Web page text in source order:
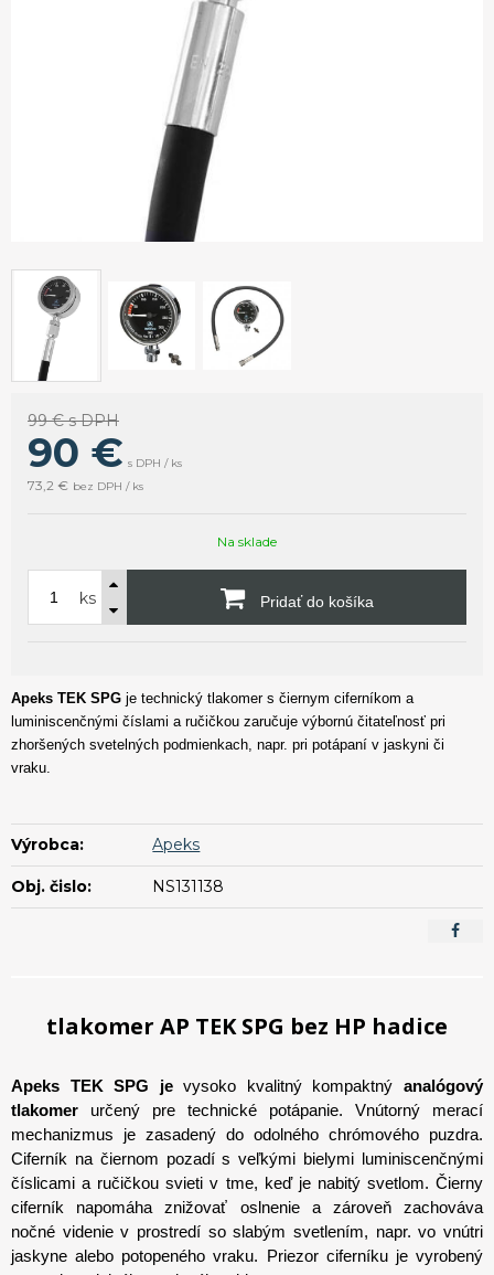
99 €s DPH
90 € s DPH / ks
73,2 € bez DPH / ks
Na sklade
ks Pridať do košíka
Apeks TEK SPG je technický tlakomer s čiernym ciferníkom a
luminiscenčnými číslami a ručičkou zaručuje výbornú čitateľnosť pri
zhoršených svetelných podmienkach, napr. pri potápaní v jaskyni či
vraku.
Výrobca: Apeks
Obj. čislo: NS131138
tlakomer AP TEK SPG bez HP hadice
Apeks TEK SPG jevysoko kvalitný kompaktnýanalógový
tlakomer určený pre technické potápanie. Vnútorný merací
mechanizmus je zasadený do odolného chrómového puzdra.
Ciferník na čiernom pozadí s veľkými bielymi luminiscenčnými
číslicami a ručičkou svieti v tme, keď je nabitý svetlom. Čierny
ciferník napomáha znižovať oslnenie a zároveň zachováva
nočné videnie v prostredí so slabým svetlením, napr. vo vnútri
jaskyne alebo potopeného vraku. Priezor ciferníku je vyrobený